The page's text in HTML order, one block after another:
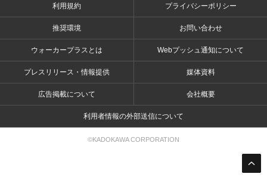
利用規約 プライバシーポリシー
推奨環境 お問い合わせ
ウォーカープラスとは Webプッシュ通知について
プレスリリース・情報提供 媒体資料
広告掲載について 会社概要
利用者情報の外部送信について
©KADOKAWA CORPORATION